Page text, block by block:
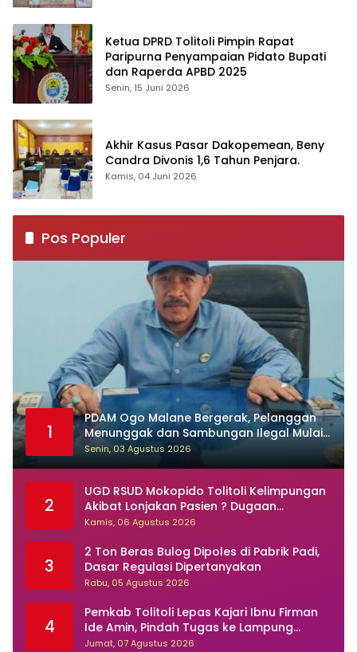
Ketua DPRD Tolitoli Pimpin Rapat
Paripurna Penyampaian Pidato Bupati
dan Raperda APBD 2025
Senin, 15 Juni 2026
Akhir Kasus Pasar Dakopemean, Beny
Candra Divonis 1,6 Tahun Penjara.
Kamis, 04 Juni 2026
Pos Populer
1
PDAM Ogo Malane Bergerak, Pelanggan
Menunggak dan Sambungan Ilegal Mulai
Ditertibkan
Senin, 03 Agustus 2026
2
UGD RSUD Mokopido Tolitoli Kelimpungan
Akibat Lonjakan Pasien ? Dugaan
Peningkatan Kasus Diare dan Muntaber
Kamis, 06 Agustus 2026
3
2 Ton Beras Bulog Dipoles di Pabrik Padi,
Dasar Regulasi Dipertanyakan
Rabu, 05 Agustus 2026
4
Pemkab Tolitoli Lepas Kajari Ibnu Firman
Ide Amin, Pindah Tugas ke Lampung
Selatan
Jumat, 07 Agustus 2026